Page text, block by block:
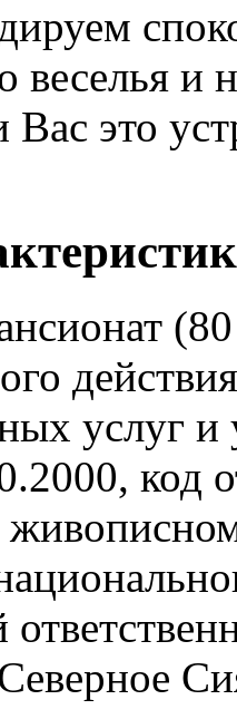
веселья и
это
услуг
код